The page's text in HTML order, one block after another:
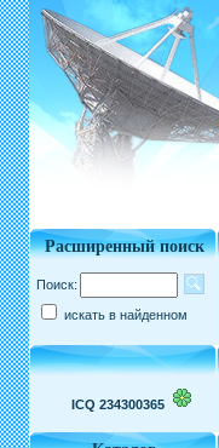
Расширенный поиск
Поиск:
искать в найденном
ICQ 234300365